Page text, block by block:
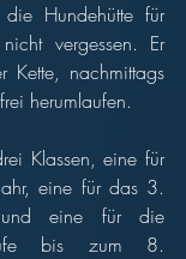
Hundehütte für
vergessen. Er
Kette, nachmittags
herumlaufen.
Klassen, eine für
eine für das 3.
eine für die
bis zum 8.